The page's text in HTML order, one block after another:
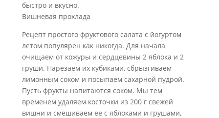
быстро и вкусно.
Вишневая прохлада
Рецепт простого фруктового салата с йогуртом
летом популярен как никогда. Для начала
очищаем от кожуры и сердцевины 2 яблока и 2
груши. Нарезаем их кубиками, сбрызгиваем
лимонным соком и посыпаем сахарной пудрой.
Пусть фрукты напитаются соком. Мы тем
временем удаляем косточки из 200 г свежей
вишни и смешиваем ее с яблоками и грушами,